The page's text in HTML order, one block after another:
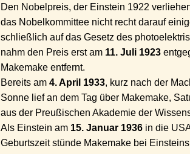
Den Nobelpreis, der Einstein 1922
das Nobelkommittee nicht recht darauf
schließlich auf das Gesetz des
nahm den Preis erst am 11. Juli 1923
Makemake entfernt.
Bereits am 4. April 1933, kurz nach der
Sonne lief an dem Tag über Makemake,
aus der Preußischen Akademie der
Als Einstein am 15. Januar 1936in die
Geburtszeit stünde Makemake bei